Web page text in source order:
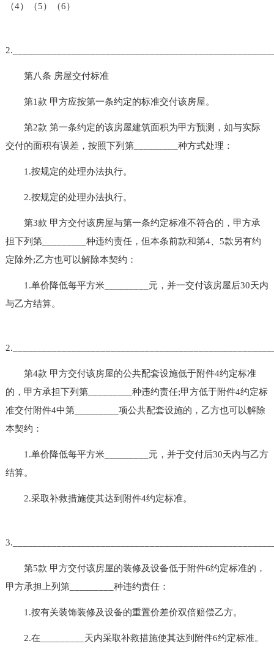
（4）（5）（6）
第八条 房屋交付标准
第1款 甲方应按第一条约定的标准交付该房屋。
第2款 第一条约定的该房屋建筑面积为甲方预测，如与实际
交付的面积有误差，按照下列第_________种方式处理：
1.按规定的处理办法执行。
2.按规定的处理办法执行。
第3款 甲方交付该房屋与第一条约定标准不符合的，甲方承
担下列第_________种违约责任，但本条前款和第4、5款另有约
定除外;乙方也可以解除本契约：
1.单价降低每平方米_________元，并一交付该房屋后30天内
与乙方结算。
第4款 甲方交付该房屋的公共配套设施低于附件4约定标准
的，甲方承担下列第_________种违约责任;甲方低于附件4约定标
准交付附件4中第_________项公共配套设施的，乙方也可以解除
本契约：
1.单价降低每平方米_________元，并于交付后30天内与乙方
结算。
2.采取补救措施使其达到附件4约定标准。
第5款 甲方交付该房屋的装修及设备低于附件6约定标准的，
甲方承担上列第_________种违约责任：
1.按有关装饰装修及设备的重置价差价双倍赔偿乙方。
2.在_________天内采取补救措施使其达到附件6约定标准。